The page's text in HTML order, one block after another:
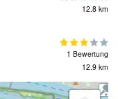
12.8 km
1 Bewertung
12.9 km